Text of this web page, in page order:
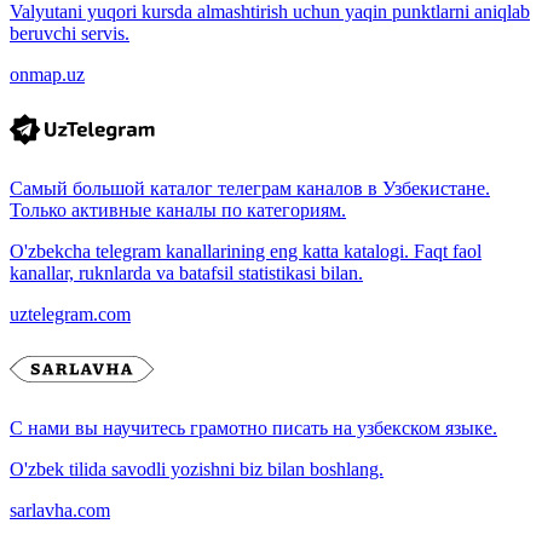
Valyutani yuqori kursda almashtirish uchun yaqin punktlarni aniqlab
beruvchi servis.
onmap.uz
Самый большой каталог телеграм каналов в Узбекистане.
Только активные каналы по категориям.
O'zbekcha telegram kanallarining eng katta katalogi. Faqt faol
kanallar, ruknlarda va batafsil statistikasi bilan.
uztelegram.com
С нами вы научитесь грамотно писать на узбекском языке.
O'zbek tilida savodli yozishni biz bilan boshlang.
sarlavha.com